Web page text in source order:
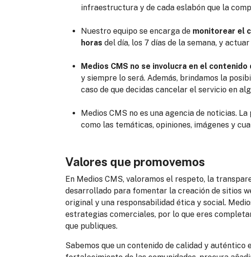
infraestructura y de cada eslabón que la
Nuestro equipo se encarga de monitorear el
horas del día, los 7 días de la semana, y
Medios CMS no se involucra en el
y siempre lo será. Además, brindamos la
caso de que decidas cancelar el servicio en
Medios CMS no es una agencia de noticias.
como las temáticas, opiniones, imágenes y
Valores que promovemos
En Medios CMS, valoramos el respeto, la
desarrollado para fomentar la creación de sitios
original y una responsabilidad ética y social.
estrategias comerciales, por lo que eres
que publiques.
Sabemos que un contenido de calidad y